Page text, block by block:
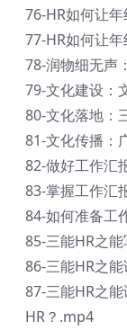
76-HR如何让
77-HR如何让
78-润物细无声
79-文化建设：
80-文化落地：
81-文化传播：
82-做好工作汇
83-掌握工作汇
84-如何准备工
85-三能HR之
86-三能HR之
87-三能HR之
HR？.mp4